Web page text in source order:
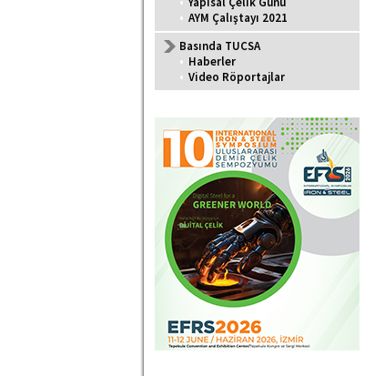
• AYM Çalıştayı 2021
Basında TUCSA
• Haberler
• Video Röportajlar